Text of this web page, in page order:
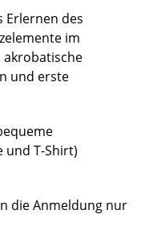
Erlernen des
im
und erste
und T-Shirt)
die Anmeldung nur